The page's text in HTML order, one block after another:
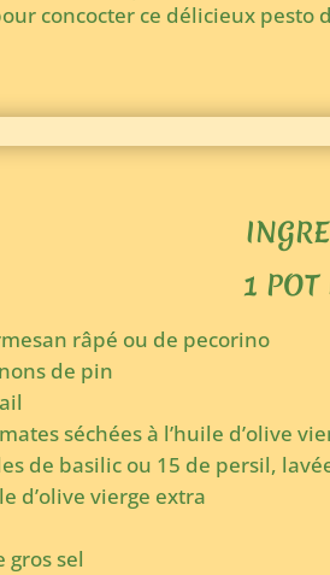
concocter ce délicieux pesto
1 POT
râpé ou de pecorino
de pin
séchées à l’huile d’olive
de basilic ou 15 de persil,
d’olive vierge extra
gros sel